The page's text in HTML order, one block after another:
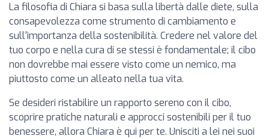
La filosofia di Chiara si basa sulla libertà dalle diete, sulla
consapevolezza come strumento di cambiamento e
sull'importanza della sostenibilità. Credere nel valore del
tuo corpo e nella cura di se stessi è fondamentale; il cibo
non dovrebbe mai essere visto come un nemico, ma
piuttosto come un alleato nella tua vita.
Se desideri ristabilire un rapporto sereno con il cibo,
scoprire pratiche naturali e approcci sostenibili per il tuo
benessere, allora Chiara è qui per te. Unisciti a lei nei suoi